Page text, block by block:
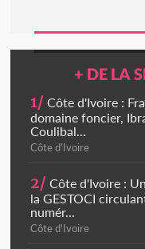
+ DE LA
1/ Côte d'Ivoire :
domaine foncier,
Coulibal...
Côte d'Ivoire
2/ Côte d'Ivoire :
la GESTOCI
numér...
Côte d'Ivoire